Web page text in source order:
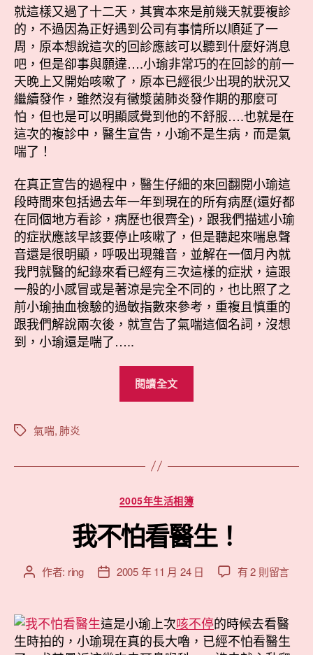
就這樣又過了十二天，其實本來是前幾天就要複診
的，不過因為正好遇到公司有事情所以順延了一
周，原本想說這次的回診應該可以聽到什麼好消息
吧，但是卻事與願違….小瑜非常巧的在回診的前一
天晚上又開始咳嗽了，原本已經很少出現的狀況又
繼續發作，雖然沒有黴漿菌肺炎發作期的那麼可
怕，但也是可以明顯感覺到他的不舒服….也就是在
這次的複診中，醫生宣告，小瑜不是生病，而是氣
喘了！
在真正宣告的過程中，醫生仔細的來回翻閱小瑜這
段時間來包括過去年一年到現在的所有病歷(還好都
在同個地方看診，病歷也很齊全)，跟我們描述小瑜
的症狀應該早該要停止咳嗽了，但是聽起來喘息聲
音還是很明顯，呼吸出現雜音，並解在一個月內就
我門就醫的紀錄來看已經有三次這樣的症狀，這跟
一般的小感冒或是著涼是完全不同的，也比照了之
前小瑜抽血檢驗的過敏指數來參考，重複且慎重的
跟我們解說兩次後，就宣告了氣喘這個名詞，沒想
到，小瑜還是喘了…..
閱讀全文
標
氣喘, 肺炎
分
類
2005年生活相簿
我不怕看醫生！
文
者
作者: ring
文
佈
日
期
2005 年 11 月 24 日
在
怕
看
醫
有 2 則留言
這是小瑜上次咳不停的時候去看醫
生時拍的，小瑜現在真的長大嚕，已經不怕看醫生